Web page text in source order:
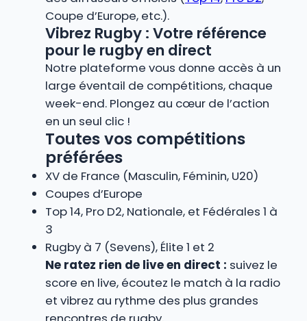
Coupe d’Europe, etc.).
Vibrez Rugby : Votre référence
pour le rugby en direct
Notre plateforme vous donne accès à un
large éventail de compétitions, chaque
week-end. Plongez au cœur de l’action
en un seul clic !
Toutes vos compétitions
préférées
XV de France (Masculin, Féminin, U20)
Coupes d’Europe
Top 14, Pro D2, Nationale, et Fédérales 1 à
3
Rugby à 7 (Sevens), Élite 1 et 2
Ne ratez rien de live en direct : suivez le
score en live, écoutez le match à la radio
et vibrez au rythme des plus grandes